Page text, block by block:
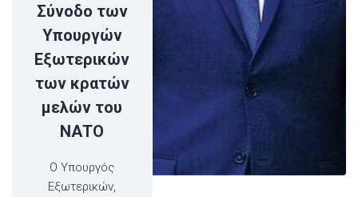
Σύνοδο των
Υπουργών
Εξωτερικών
των κρατών
μελών του
ΝΑΤΟ
Ο Υπουργός
Εξωτερικών,